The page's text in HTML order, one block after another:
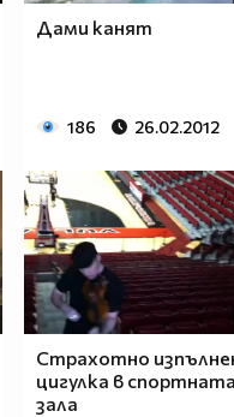
Дами канят
186 26.02.2012
Страхотно
цигулка в спортната
зала